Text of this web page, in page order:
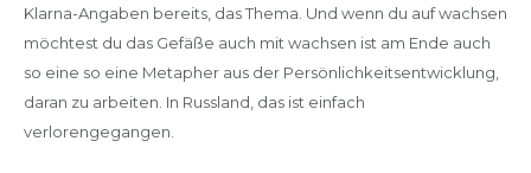
Klarna-Angaben bereits, das Thema. Und wenn du auf wachsen
möchtest du das Gefäße auch mit wachsen ist am Ende auch
so eine so eine Metapher aus der Persönlichkeitsentwicklung,
daran zu arbeiten. In Russland, das ist einfach
verlorengegangen.